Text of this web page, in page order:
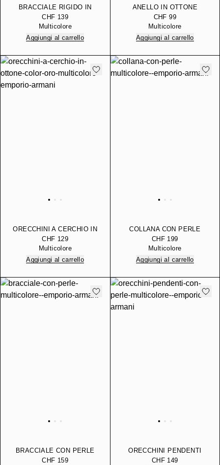
BRACCIALE RIGIDO IN
OTTONE COLOR ORO
CHF 139
Multicolore
Aggiungi al carrello
ANELLO IN OTTONE
DORATO
CHF 99
Multicolore
Aggiungi al carrello
ORECCHINI A CERCHIO IN
OTTONE COLOR ORO
CHF 129
Multicolore
Aggiungi al carrello
COLLANA CON PERLE
CHF 199
Multicolore
Aggiungi al carrello
BRACCIALE CON PERLE
CHF 159
ORECCHINI PENDENTI
CON PERLE
CHF 149